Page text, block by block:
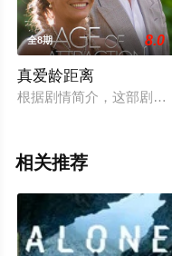
全8期 8.0
真爱龄距离
根据剧情简介，这部剧
相关推荐